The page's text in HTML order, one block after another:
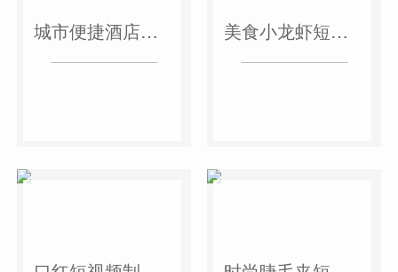
城市便捷酒店短视频案例 美食小龙虾短视频案例